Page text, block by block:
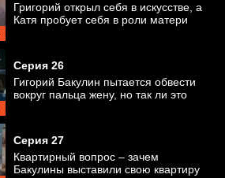
Григорий открыл себя в искусстве, а
Катя пробует себя в роли матери
Серия 26
Гигорий Бакулин пытается обвести
вокруг пальца жену, но так ли это
Серия 27
Квартирный вопрос – зачем
Бакулины выставили свою квартиру